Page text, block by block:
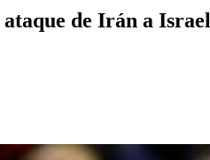
de Irán a Israel